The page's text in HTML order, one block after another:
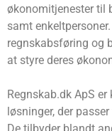
økonomitjenester til
samt
regnskabsføring og
at styre deres
Regnskab.dk ApS
løsninger, der